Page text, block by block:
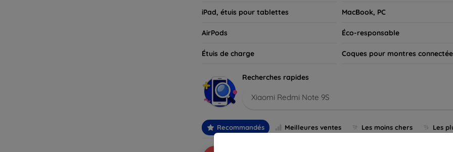
iPad, étuis pour tablettes MacBook, PC
AirPods Éco-responsable
Étuis de charge Coques pour montres
Recherches rapides
Xiaomi Redmi Note 9S
Recommandés Meilleures ventes Les moins chers Les